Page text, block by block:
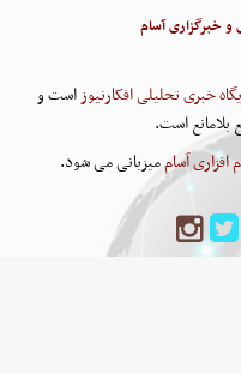
خبرگزاری آسام
خبری تحلیلی افکارنیوزاست و
بلامانع است.
افزاری آساممیزبانی می شود.